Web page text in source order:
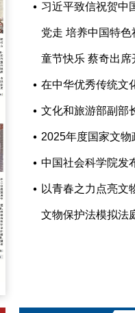
习近平致信祝贺中
党走 培养中国特色
童节快乐 蔡奇出席
在中华优秀传统文
文化和旅游部副部
2025年度国家文
中国社会科学院发
以青春之力点亮
文物保护法模拟法